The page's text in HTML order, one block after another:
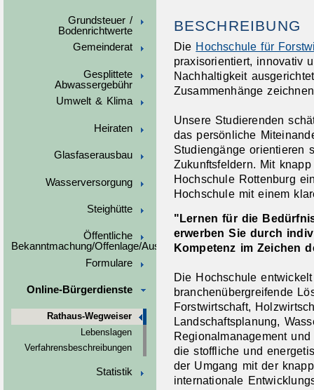
Grundsteuer /
Bodenrichtwerte
Gemeinderat
Gesplittete
Abwassergebühr
Umwelt & Klima
Heiraten
Glasfaserausbau
Wasserversorgung
Steighütte
Öffentliche
Bekanntmachung/Offenlage/Ausschreibungen
Formulare
Online-Bürgerdienste
Rathaus-Wegweiser
Lebenslagen
Verfahrensbeschreibungen
Statistik
BESCHREIBUNG
Die Hochschule für
praxisorientiert, innovativ
Nachhaltigkeit
Zusammenhänge
Unsere Studierenden
das persönliche
Studiengänge orientieren
Zukunftsfeldern. Mit
Hochschule Rottenburg
Hochschule mit einem
"Lernen für die
erwerben Sie durch
Kompetenz im Zeichen
Die Hochschule
branchenübergreifende
Forstwirtschaft,
Landschaftsplanung,
Regionalmanagement
die stoffliche und
der Umgang mit der
internationale